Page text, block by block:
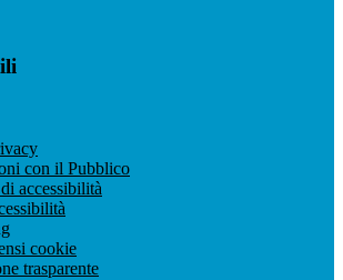
con il Pubblico
accessibilità
cookie
trasparente